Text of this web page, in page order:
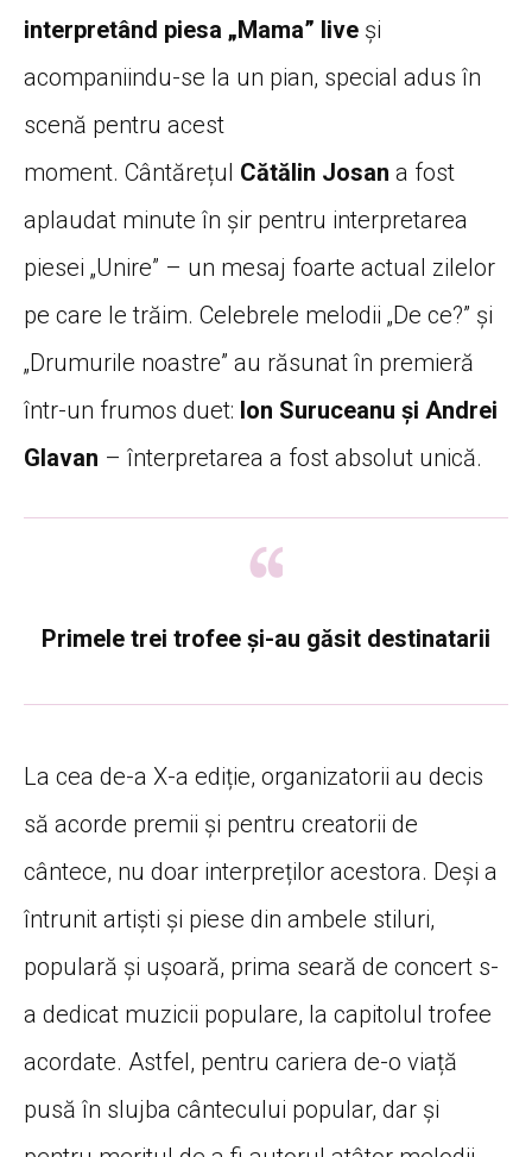
interpretând piesa „Mama” live și
acompaniindu-se la un pian, special adus în
scenă pentru acest
moment. Cântărețul Cătălin Josan a fost
aplaudat minute în șir pentru interpretarea
piesei „Unire” – un mesaj foarte actual zilelor
pe care le trăim. Celebrele melodii „De ce?” și
„Drumurile noastre” au răsunat în premieră
într-un frumos duet: Ion Suruceanu și Andrei
Glavan – înterpretarea a fost absolut unică.
Primele trei trofee și-au găsit destinatarii
La cea de-a X-a ediție, organizatorii au decis
să acorde premii și pentru creatorii de
cântece, nu doar interpreților acestora. Deși a
întrunit artiști și piese din ambele stiluri,
populară și ușoară, prima seară de concert s-
a dedicat muzicii populare, la capitolul trofee
acordate. Astfel, pentru cariera de-o viață
pusă în slujba cântecului popular, dar și